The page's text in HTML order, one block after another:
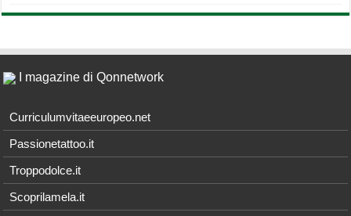
I magazine di Qonnetwork
Curriculumvitaeeuropeo.net
Passionetattoo.it
Troppodolce.it
Scoprilamela.it